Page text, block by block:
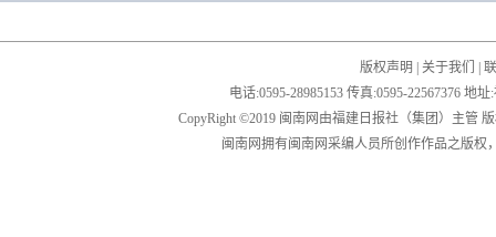
版权声明 关于我们
电话:0595-28985153 传真:0595-22567376 地
CopyRight ©2019 闽南网由福建日报社（集团）主管
闽南网拥有闽南网采编人员所创作作品之版